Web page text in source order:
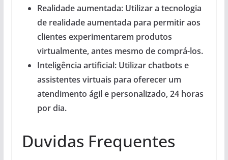
Realidade aumentada:Utilizar a tecnologia
de realidade aumentada para permitir aos
clientes experimentarem produtos
virtualmente, antes mesmo de comprá-los.
Inteligência artificial:Utilizar chatbots e
assistentes virtuais para oferecer um
atendimento ágil e personalizado, 24 horas
por dia.
Duvidas Frequentes